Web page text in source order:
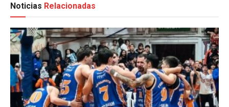
Noticias Relacionadas